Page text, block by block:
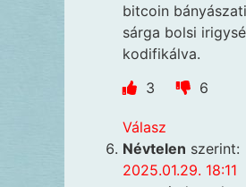
bitcoin
sárga bolsi
kodifikálva.
3
6
Válasz
Névtelen szerint:
2025.01.29. 18:11